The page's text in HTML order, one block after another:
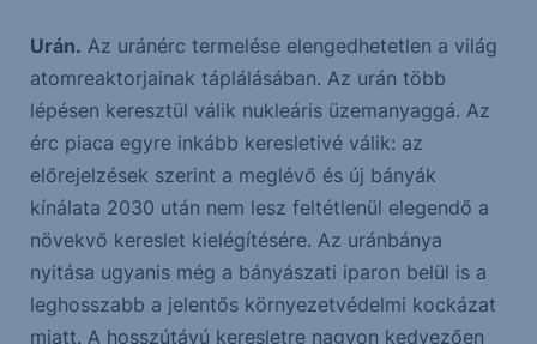
Urán. Az uránérc termelése elengedhetetlen a világ
atomreaktorjainak táplálásában. Az urán több
lépésen keresztül válik nukleáris üzemanyaggá. Az
érc piaca egyre inkább keresletivé válik: az
előrejelzések szerint a meglévő és új bányák
kínálata 2030 után nem lesz feltétlenül elegendő a
növekvő kereslet kielégítésére. Az uránbánya
nyitása ugyanis még a bányászati iparon belül is a
leghosszabb a jelentős környezetvédelmi kockázat
miatt. A hosszútávú keresletre nagyon kedvezően